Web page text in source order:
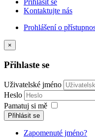
Přihlásit se
Kontaktujte nás
Prohlášení o
×
Přihlaste se
Uživatelské jméno
Heslo
Pamatuj si mě
Přihlásit se
Zapomenuté jméno?